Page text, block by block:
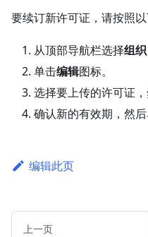
要续订新许可证，请按照以
从顶部导航栏选择组织
单击编辑图标。
选择要上传的许可证
确认新的有效期，然
编辑此页
上一页